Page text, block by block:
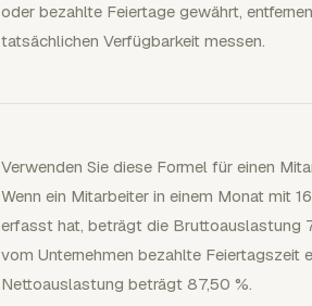
oder bezahlte Feiertage gewährt,
tatsächlichen Verfügbarkeit messen.
Verwenden Sie diese Formel für einen
Wenn ein Mitarbeiter in einem Monat mit
erfasst hat, beträgt die Bruttoauslastung
vom Unternehmen bezahlte Feiertagszeit
Nettoauslastung beträgt 87,50 %.